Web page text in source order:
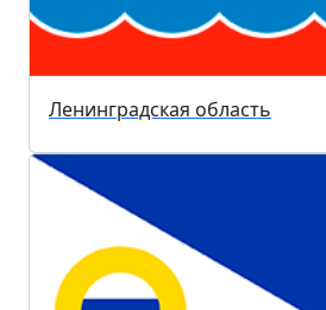
Ленинградская область